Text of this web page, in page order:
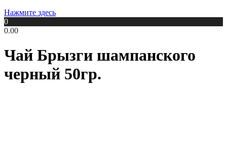
Нажмите здесь
0
0.00
Чай Брызги шампанского
черный 50гр.